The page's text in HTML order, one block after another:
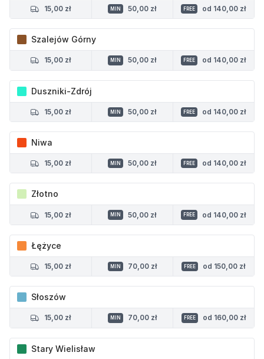
15,00 zł MIN 50,00 zł FREE od 140,00 zł
Szalejów Górny
15,00 zł MIN 50,00 zł FREE od 140,00 zł
Duszniki-Zdrój
15,00 zł MIN 50,00 zł FREE od 140,00 zł
Niwa
15,00 zł MIN 50,00 zł FREE od 140,00 zł
Złotno
15,00 zł MIN 50,00 zł FREE od 140,00 zł
Łężyce
15,00 zł MIN 70,00 zł FREE od 150,00 zł
Słoszów
15,00 zł MIN 70,00 zł FREE od 160,00 zł
Stary Wielisław